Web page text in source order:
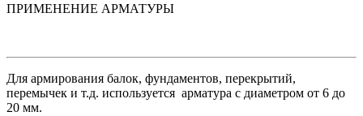
ПРИМЕНЕНИЕ АРМАТУРЫ
Для армирования балок, фундаментов, перекрытий,
перемычек и т.д. используется арматура с диаметром от 6 до
20 мм.